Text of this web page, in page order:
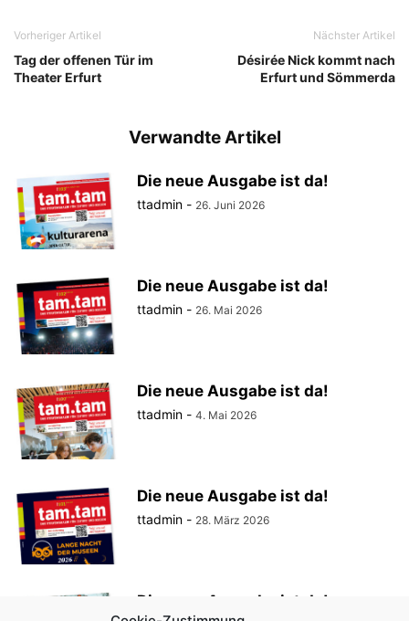
Vorheriger Artikel
Tag der offenen Tür im
Theater Erfurt
Nächster Artikel
Désirée Nick kommt nach
Erfurt und Sömmerda
Verwandte Artikel
Die neue Ausgabe ist da!
ttadmin - 26. Juni 2026
Die neue Ausgabe ist da!
ttadmin - 26. Mai 2026
Die neue Ausgabe ist da!
ttadmin - 4. Mai 2026
Die neue Ausgabe ist da!
ttadmin - 28. März 2026
Die neue Ausgabe ist da!